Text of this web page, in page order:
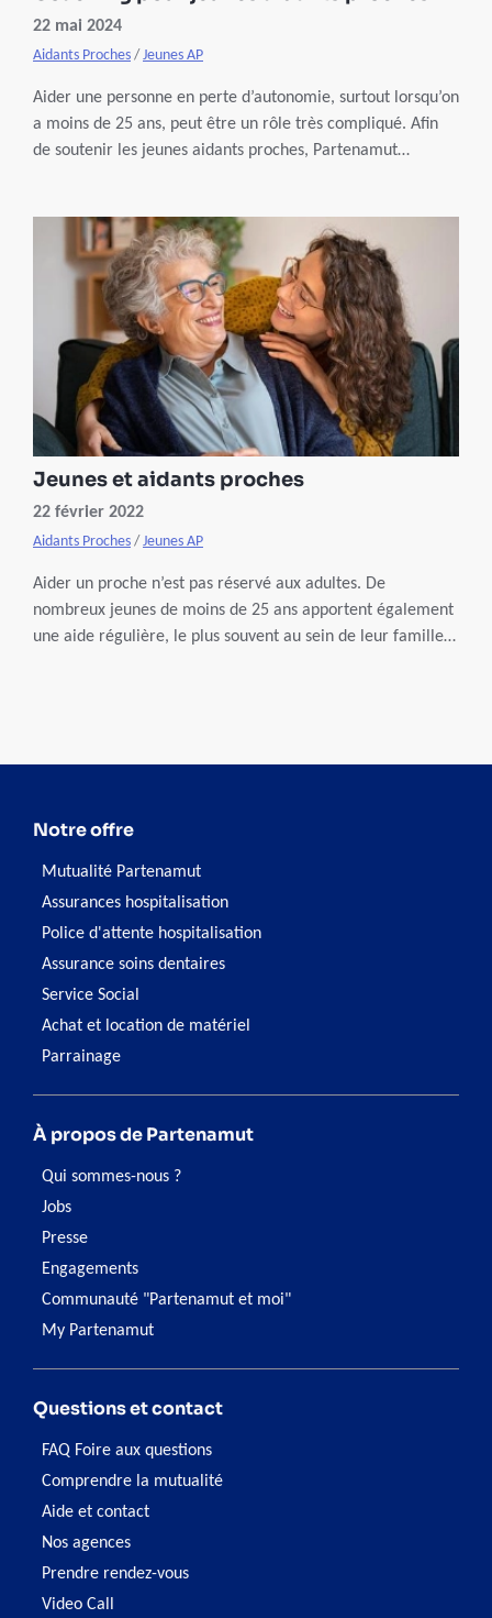
22 mai 2024
Aidants Proches / Jeunes AP
Aider une personne en perte d’autonomie, surtout lorsqu’on
a moins de 25 ans, peut être un rôle très compliqué. Afin
de soutenir les jeunes aidants proches, Partenamut
Jeunes et aidants proches
22 février 2022
Aidants Proches / Jeunes AP
Aider un proche n’est pas réservé aux adultes. De
nombreux jeunes de moins de 25 ans apportent également
une aide régulière, le plus souvent au sein de leur famille.
Notre offre
Mutualité Partenamut
Assurances hospitalisation
Police d'attente hospitalisation
Assurance soins dentaires
Service Social
Achat et location de matériel
Parrainage
À propos de Partenamut
Qui sommes-nous ?
Jobs
Presse
Engagements
Communauté "Partenamut et moi"
My Partenamut
Questions et contact
FAQ Foire aux questions
Comprendre la mutualité
Aide et contact
Nos agences
Prendre rendez-vous
Video Call